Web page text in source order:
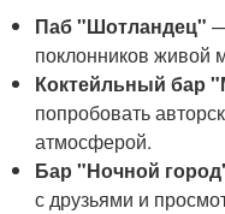
Паб "Шотландец"
поклонников живой
Коктейльный бар
попробовать
атмосферой.
Бар "Ночной
с друзьями и